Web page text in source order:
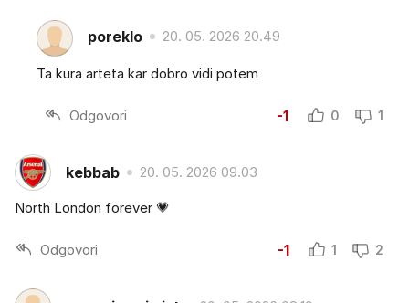
poreklo 20. 05. 2026 20.49
Ta kura arteta kar dobro vidi potem
Odgovori -1 0 1
kebbab 20. 05. 2026 09.03
North London forever 💗
Odgovori -1 1 2